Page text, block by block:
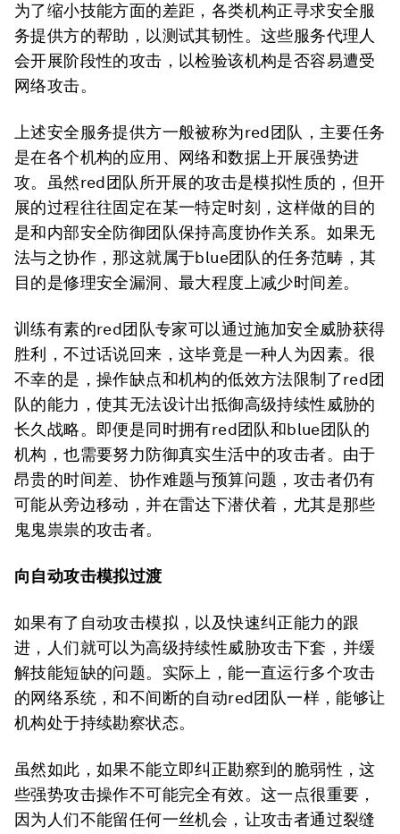
为了缩小技能方面的差距，各类机构正寻求安全服
务提供方的帮助，以测试其韧性。这些服务代理人
会开展阶段性的攻击，以检验该机构是否容易遭受
网络攻击。
上述安全服务提供方一般被称为red团队，主要任务
是在各个机构的应用、网络和数据上开展强势进
攻。虽然red团队所开展的攻击是模拟性质的，但开
展的过程往往固定在某一特定时刻，这样做的目的
是和内部安全防御团队保持高度协作关系。如果无
法与之协作，那这就属于blue团队的任务范畴，其
目的是修理安全漏洞、最大程度上减少时间差。
训练有素的red团队专家可以通过施加安全威胁获得
胜利，不过话说回来，这毕竟是一种人为因素。很
不幸的是，操作缺点和机构的低效方法限制了red团
队的能力，使其无法设计出抵御高级持续性威胁的
长久战略。即便是同时拥有red团队和blue团队的
机构，也需要努力防御真实生活中的攻击者。由于
昂贵的时间差、协作难题与预算问题，攻击者仍有
可能从旁边移动，并在雷达下潜伏着，尤其是那些
鬼鬼祟祟的攻击者。
向自动攻击模拟过渡
如果有了自动攻击模拟，以及快速纠正能力的跟
进，人们就可以为高级持续性威胁攻击下套，并缓
解技能短缺的问题。实际上，能一直运行多个攻击
的网络系统，和不间断的自动red团队一样，能够让
机构处于持续勘察状态。
虽然如此，如果不能立即纠正勘察到的脆弱性，这
些强势攻击操作不可能完全有效。这一点很重要，
因为人们不能留任何一丝机会，让攻击者通过裂缝